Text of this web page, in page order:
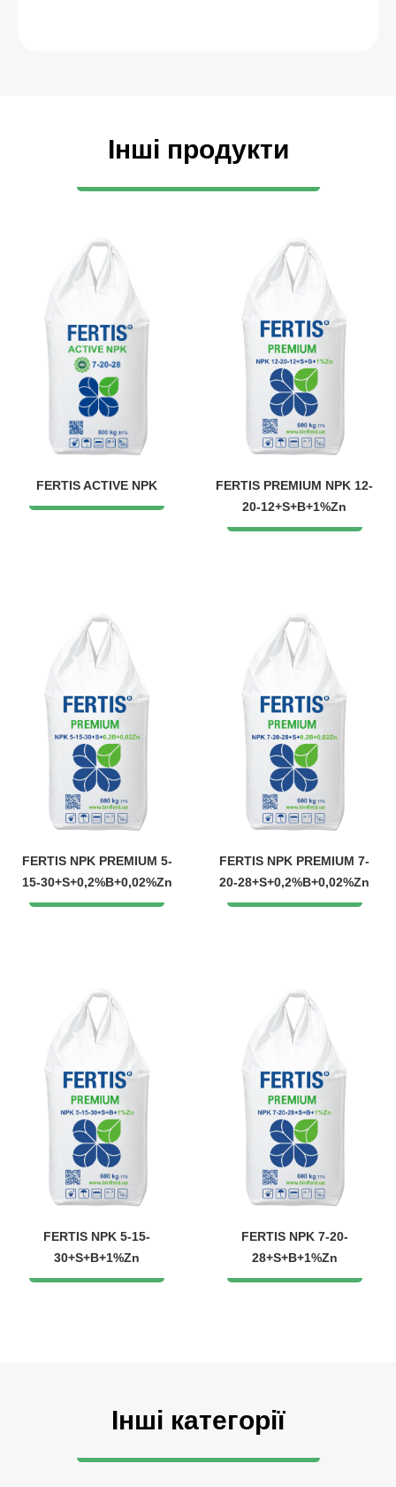
Інші продукти
FERTIS ACTIVE NPK
FERTIS PREMIUM NPK 12-
20-12+S+B+1%Zn
FERTIS NPK PREMIUM 5-
15-30+S+0,2%B+0,02%Zn
FERTIS NPK PREMIUM 7-
20-28+S+0,2%B+0,02%Zn
FERTIS NPK 5-15-
30+S+B+1%Zn
FERTIS NPK 7-20-
28+S+B+1%Zn
Інші категорії